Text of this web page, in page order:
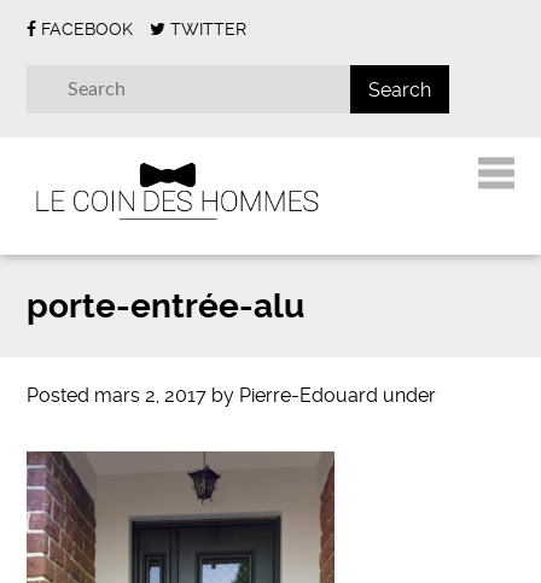
FACEBOOK TWITTER
porte-entrée-alu
Posted mars 2, 2017 by Pierre-Edouard under